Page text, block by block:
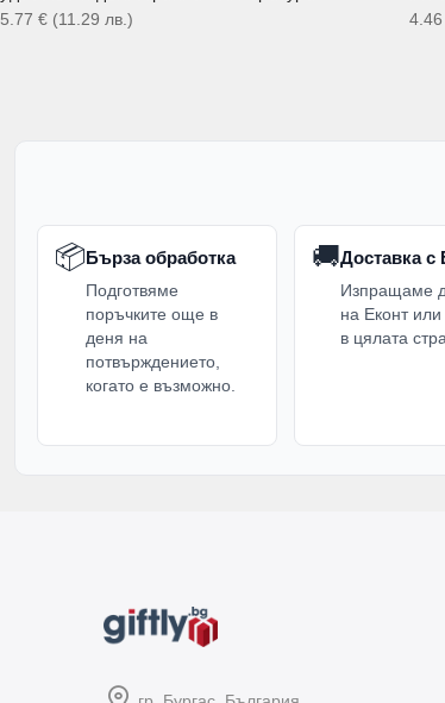
5.77 € (11.29 лв. ) 4.46
📦Бърза обработка
Подготвяме
поръчките още в
деня на
потвърждението,
когато е възможно.
🚚Доставка с
Изпращаме
на Еконт
в цялата